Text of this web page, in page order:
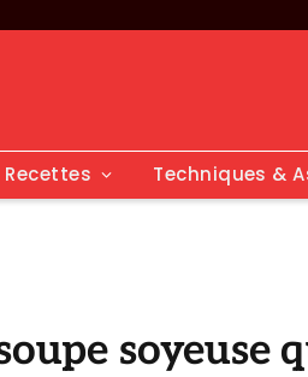
Recettes Techniques &
soyeuse